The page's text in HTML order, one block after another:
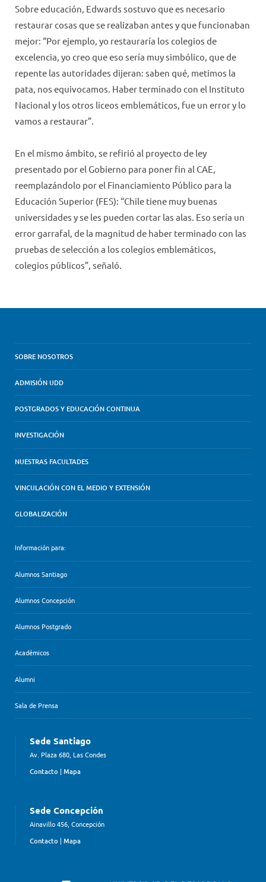
Sobre educación, Edwards sostuvo que es necesario
restaurar cosas que se realizaban antes y que funcionaban
mejor: “Por ejemplo, yo restauraría los colegios de
excelencia, yo creo que eso sería muy simbólico, que de
repente las autoridades dijeran: saben qué, metimos la
pata, nos equivocamos. Haber terminado con el Instituto
Nacional y los otros liceos emblemáticos, fue un error y lo
vamos a restaurar”.
En el mismo ámbito, se refirió al proyecto de ley
presentado por el Gobierno para poner fin al CAE,
reemplazándolo por el Financiamiento Público para la
Educación Superior (FES): “Chile tiene muy buenas
universidades y se les pueden cortar las alas. Eso sería un
error garrafal, de la magnitud de haber terminado con las
pruebas de selección a los colegios emblemáticos,
colegios públicos”, señaló.
SOBRE NOSOTROS
ADMISIÓN UDD
POSTGRADOS Y EDUCACIÓN CONTINUA
INVESTIGACIÓN
NUESTRAS FACULTADES
VINCULACIÓN CON EL MEDIO Y EXTENSIÓN
GLOBALIZACIÓN
Información para:
Alumnos Santiago
Alumnos Concepción
Alumnos Postgrado
Académicos
Alumni
Sala de Prensa
Sede Santiago
Av. Plaza 680, Las Condes
Contacto | Mapa
Sede Concepción
Ainavillo 456, Concepción
Contacto | Mapa